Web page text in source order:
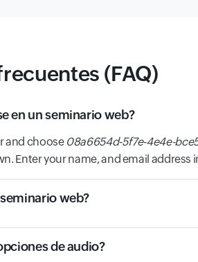
(FAQ)
en un seminario web?
and choose 08a6654d-5f7e-4e4e-
Enter your name, and email address
web?
de audio?